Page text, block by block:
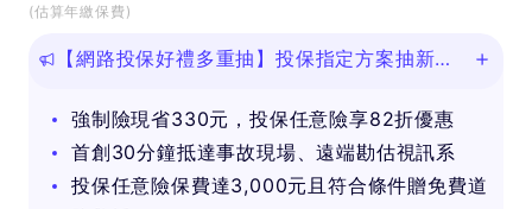
(估算年繳保費)
【網路投保好禮多重抽】投保指定方案抽新款
強制險現省330元，投保任意險享82折優惠
首創30分鐘抵達事故現場、遠端勘估視訊系
投保任意險保費達3,000元且符合條件贈免費道